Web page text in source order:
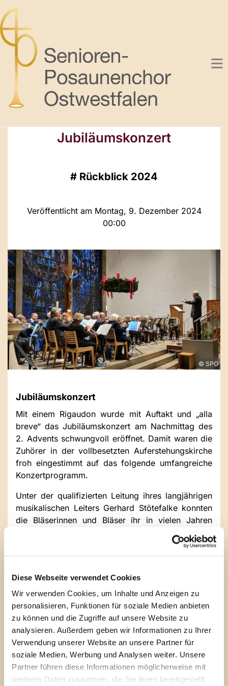
Diese Webseite verwendet Cookies
Wir verwenden Cookies, um Inhalte und Anzeigen zu
personalisieren, Funktionen für soziale Medien anbieten
zu können und die Zugriffe auf unsere Website zu
analysieren. Außerdem geben wir Informationen zu Ihrer
Verwendung unserer Website an unsere Partner für
soziale Medien, Werbung und Analysen weiter. Unsere
Partner führen diese Informationen möglicherweise mit
weiteren Daten zusammen, die Sie ihnen bereitgestellt
Jubiläumskonzert
# Rückblick 2024
Veröffentlicht am Montag, 9. Dezember 2024
00:00
© SPO
Jubiläumskonzert
Mit einem Rigaudon wurde mit Auftakt und „alla
breve“ das Jubiläumskonzert am Nachmittag des
2. Advents schwungvoll eröffnet. Damit waren die
Zuhörer in der vollbesetzten Auferstehungskirche
froh eingestimmt auf das folgende umfangreiche
Konzertprogramm.
Unter der qualifizierten Leitung ihres langjährigen
musikalischen Leiters Gerhard Stötefalke konnten
die Bläserinnen und Bläser ihr in vielen Jahren
was Odem hat, lobe den Herrn! - von Friedrich
Silcher und dem Doppelquartett aus dem
Oratorium „Elias“ - Denn er hat seinen Engeln
befohlen über dir, dass sie dich behüten auf all
deinen Wegen - von Felix Mendeslsohn-Bartholdy.
Der Spannungsbogen des Konzertes wurde
schließlich unterbrochen durch Ehrungen sowie
der Vorstellung der neuen musikalischen Leitung
Martin Stork und Johanna Wimmer.